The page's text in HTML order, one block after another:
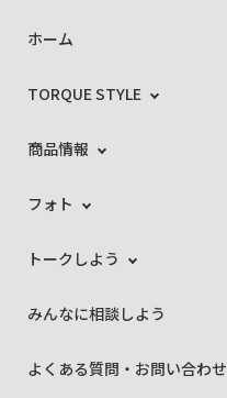
ホーム
TORQUE STYLE
商品情報
フォト
トークしよう
みんなに相談しよう
よくある質問・お問い合わせ